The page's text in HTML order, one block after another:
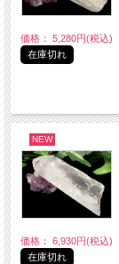
価格： 5,280円(税込)
在庫切れ
NEW
価格： 6,930円(税込)
在庫切れ